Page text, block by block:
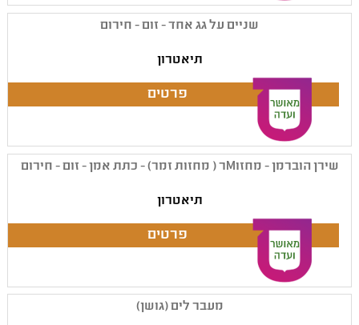
שניים על גג אחד - זום - חירום
תיאטרון
שירן הוברמן - מחזוMר ( מחזות זמר) - כתת אמן - זום - חירום
תיאטרון
מעבר לים (גושן)